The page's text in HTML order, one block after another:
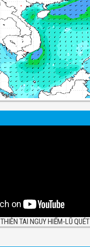
THIÊN TAI NGUY HIỂM-LŨ QUÉT